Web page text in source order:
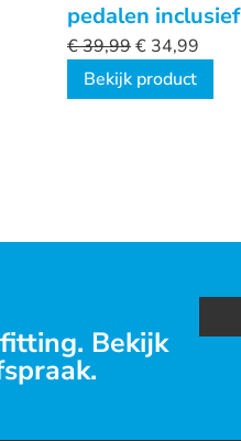
pedalen inclusief
plaatjes
€39,99€ 34,99
Bekijk product
Bekijk